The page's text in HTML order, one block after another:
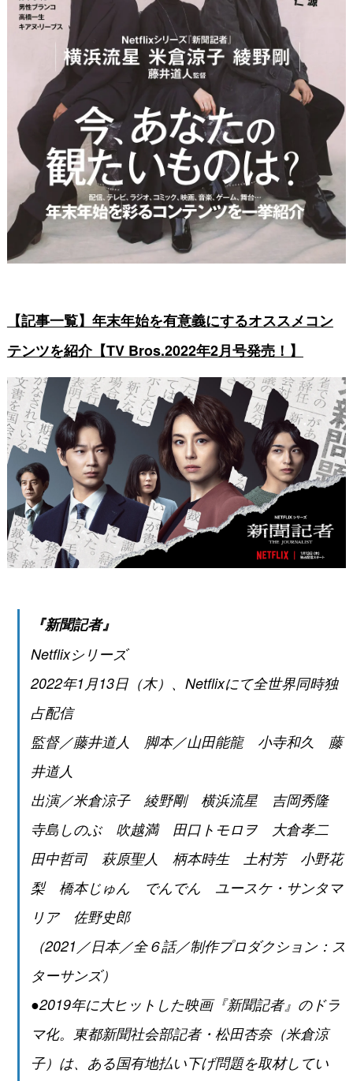
【記事一覧】年末年始を有意義にするオススメコン
テンツを紹介【TV Bros.2022年2月号発売！】
『新聞記者』
Netflixシリーズ
2022年1月13日（木）、Netflixにて全世界同時独
占配信
監督／藤井道人 脚本／山田能龍 小寺和久 藤
井道人
出演／米倉涼子 綾野剛 横浜流星 吉岡秀隆
寺島しのぶ 吹越満 田口トモロヲ 大倉孝二
田中哲司 萩原聖人 柄本時生 土村芳 小野花
梨 橋本じゅん でんでん ユースケ・サンタマ
リア 佐野史郎
（2021／日本／全６話／制作プロダクション：ス
ターサンズ）
●2019年に大ヒットした映画『新聞記者』のドラ
マ化。東都新聞社会部記者・松田杏奈（米倉涼
子）は、ある国有地払い下げ問題を取材してい